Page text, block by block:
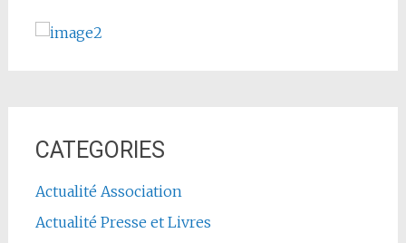
CATEGORIES
Actualité Association
Actualité Presse et Livres